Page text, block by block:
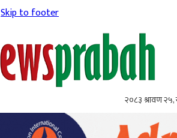
Skip to footer
२०८३ श्रावण २५,